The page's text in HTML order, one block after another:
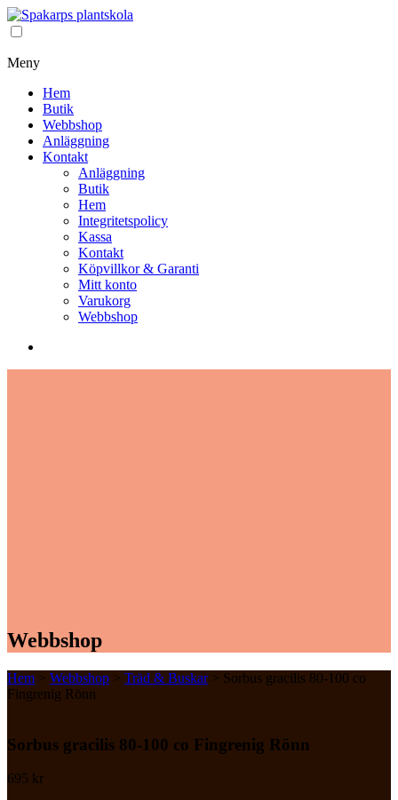
Meny
Hem
Butik
Webbshop
Anläggning
Kontakt
Anläggning
Butik
Hem
Integritetspolicy
Kassa
Kontakt
Köpvillkor & Garanti
Mitt konto
Varukorg
Webbshop
Webbshop
Hem > Webbshop > Träd & Buskar> Sorbus gracilis 80-100 co
Fingrenig Rönn
Sorbus gracilis 80-100 co Fingrenig Rönn
695 kr